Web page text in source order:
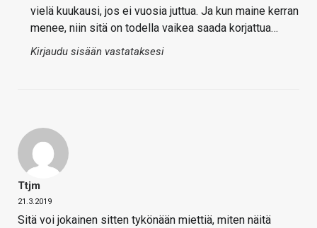
vielä kuukausi, jos ei vuosia juttua. Ja kun maine kerran
menee, niin sitä on todella vaikea saada korjattua…
Kirjaudu sisään vastataksesi
Ttjm
21.3.2019
Sitä voi jokainen sitten tykönään miettiä, miten näitä